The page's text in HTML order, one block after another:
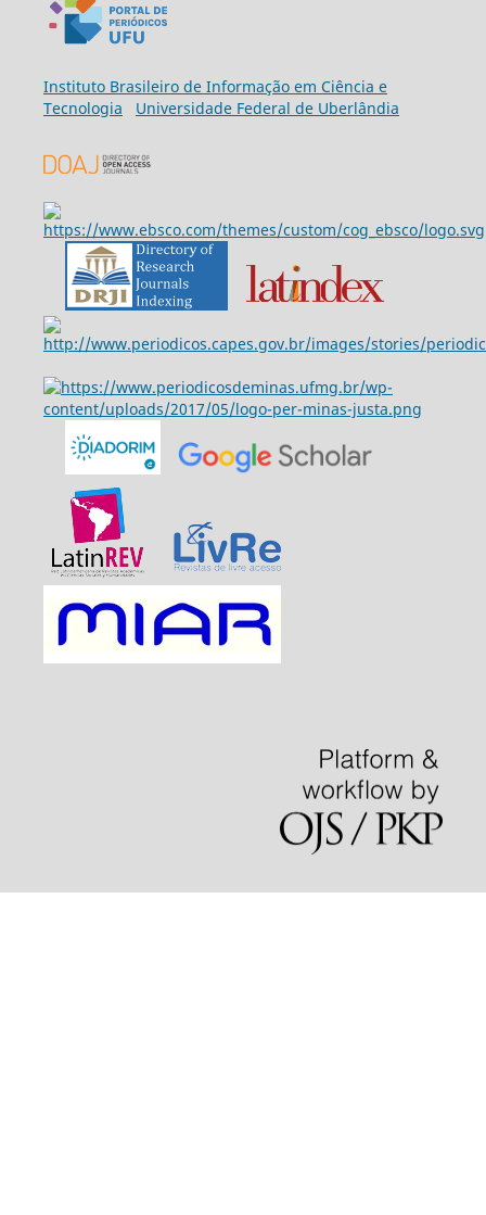
Instituto Brasileiro de Informação em Ciência e
Tecnologia
Universidade Federal de Uberlândia